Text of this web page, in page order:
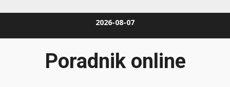
2026-08-07
Poradnik online